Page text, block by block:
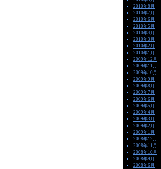
2010年8月
2010年7月
2010年6月
2010年5月
2010年4月
2010年3月
2010年2月
2010年1月
2009年12月
2009年11月
2009年10月
2009年9月
2009年8月
2009年7月
2009年6月
2009年5月
2009年4月
2009年3月
2009年2月
2009年1月
2008年12月
2008年11月
2008年10月
2008年9月
2008年6月